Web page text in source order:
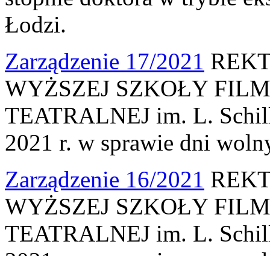
Łodzi.
Zarządzenie 17/2021
WYŻSZEJ SZKOŁY
TEATRALNEJ im. L.
2021 r. w sprawie dni
Zarządzenie 16/2021
WYŻSZEJ SZKOŁY
TEATRALNEJ im. L.